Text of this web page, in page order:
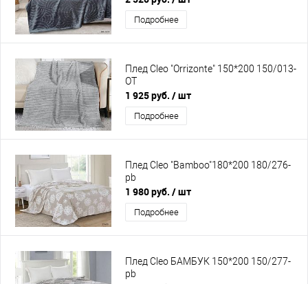
Подробнее
Плед Cleo "Orrizonte" 150*200 150/013-
OT
1 925 руб. / шт
Подробнее
Плед Cleo "Bamboo"180*200 180/276-
pb
1 980 руб. / шт
Подробнее
Плед Cleo БАМБУК 150*200 150/277-
pb